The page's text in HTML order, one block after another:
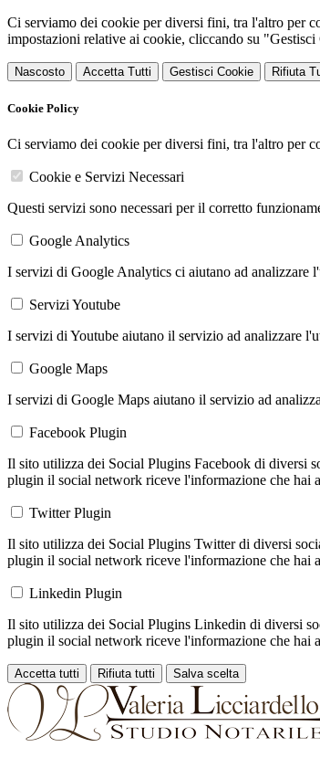
Ci serviamo dei cookie per diversi fini, tra l'altro per
impostazioni relative ai cookie, cliccando su
Nascosto Accetta Tutti Gestisci Cookie Rifiuta
Cookie Policy
Ci serviamo dei cookie per diversi fini, tra l'altro per
Cookie e Servizi Necessari
Questi servizi sono necessari per il corretto
Google Analytics
I servizi di Google Analytics ci aiutano ad analizzare
Servizi Youtube
I servizi di Youtube aiutano il servizio ad analizzare
Google Maps
I servizi di Google Maps aiutano il servizio ad
Facebook Plugin
Il sito utilizza dei Social Plugins Facebook di diversi
plugin il social network riceve l'informazione che hai
Twitter Plugin
Il sito utilizza dei Social Plugins Twitter di diversi
plugin il social network riceve l'informazione che hai
Linkedin Plugin
Il sito utilizza dei Social Plugins Linkedin di diversi
plugin il social network riceve l'informazione che hai
Accetta tutti Rifiuta tutti Salva scelta
Loading...